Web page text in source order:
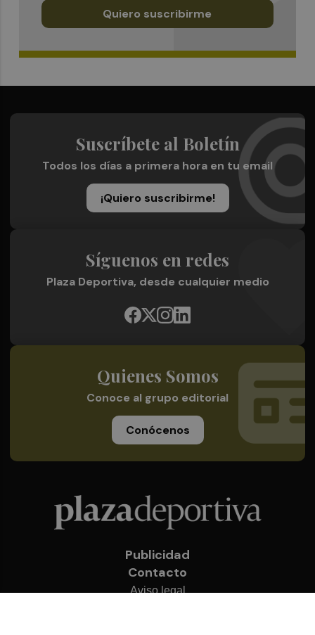
Quiero suscribirme
Suscríbete al Boletín
Todos los días a primera hora en tu email
¡Quiero suscribirme!
Síguenos en redes
Plaza Deportiva, desde cualquier medio
Quienes Somos
Conoce al grupo editorial
Conócenos
Publicidad
Contacto
Aviso legal